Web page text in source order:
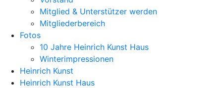
Mitglied & Unterstützer werden
Mitgliederbereich
Fotos
10 Jahre Heinrich Kunst Haus
Winterimpressionen
Heinrich Kunst
Heinrich Kunst Haus